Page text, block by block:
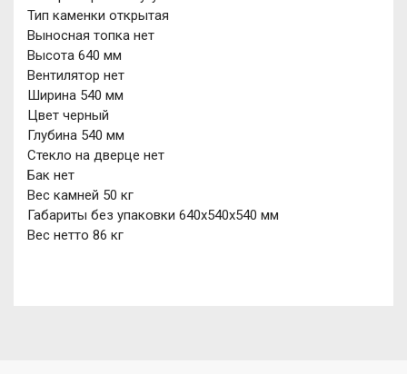
Тип каменки открытая
Выносная топка нет
Высота 640 мм
Вентилятор нет
Ширина 540 мм
Цвет черный
Глубина 540 мм
Стекло на дверце нет
Бак нет
Вес камней 50 кг
Габариты без упаковки 640х540х540 мм
Вес нетто 86 кг